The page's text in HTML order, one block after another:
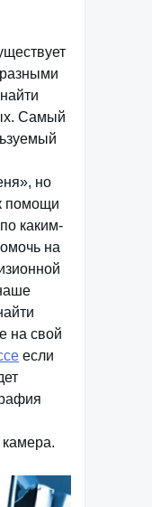
Самый
но
помощи
каким-
на
на свой
если
камера.